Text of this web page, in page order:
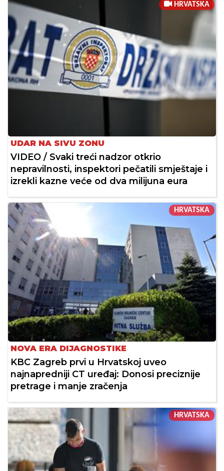
HRVATSKA
UDAR NA SIVU ZONU
VIDEO / Svaki treći nadzor otkrio
nepravilnosti, inspektori pečatili smještaje i
izrekli kazne veće od dva milijuna eura
HRVATSKA
NOVA ERA DIJAGNOSTIKE
KBC Zagreb prvi u Hrvatskoj uveo
najnapredniji CT uređaj: Donosi preciznije
pretrage i manje zračenja
HRVATSKA